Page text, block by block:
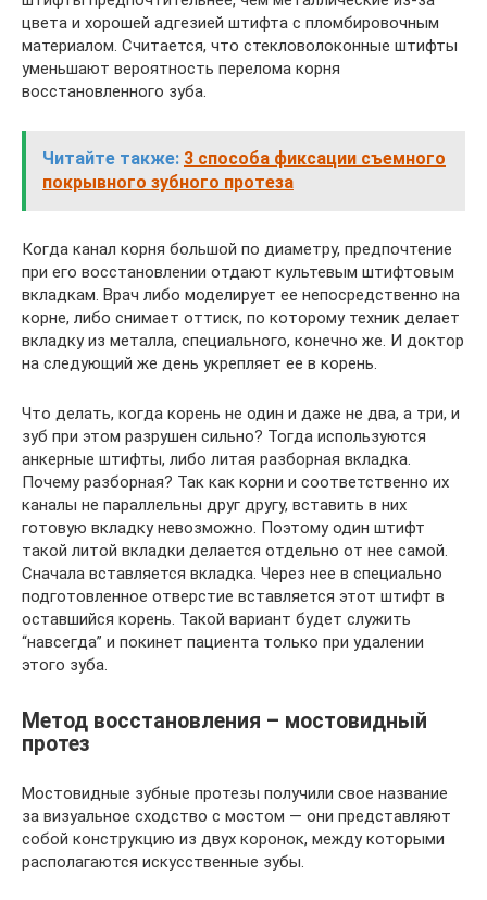
цвета и хорошей адгезией штифта с пломбировочным
материалом. Считается, что стекловолоконные штифты
уменьшают вероятность перелома корня
восстановленного зуба.
Читайте также: 3 способа фиксации съемного
покрывного зубного протеза
Когда канал корня большой по диаметру, предпочтение
при его восстановлении отдают культевым штифтовым
вкладкам. Врач либо моделирует ее непосредственно на
корне, либо снимает оттиск, по которому техник делает
вкладку из металла, специального, конечно же. И доктор
на следующий же день укрепляет ее в корень.
Что делать, когда корень не один и даже не два, а три, и
зуб при этом разрушен сильно? Тогда используются
анкерные штифты, либо литая разборная вкладка.
Почему разборная? Так как корни и соответственно их
каналы не параллельны друг другу, вставить в них
готовую вкладку невозможно. Поэтому один штифт
такой литой вкладки делается отдельно от нее самой.
Сначала вставляется вкладка. Через нее в специально
подготовленное отверстие вставляется этот штифт в
оставшийся корень. Такой вариант будет служить
“навсегда” и покинет пациента только при удалении
этого зуба.
Метод восстановления – мостовидный
протез
Мостовидные зубные протезы получили свое название
за визуальное сходство с мостом — они представляют
собой конструкцию из двух коронок, между которыми
располагаются искусственные зубы.